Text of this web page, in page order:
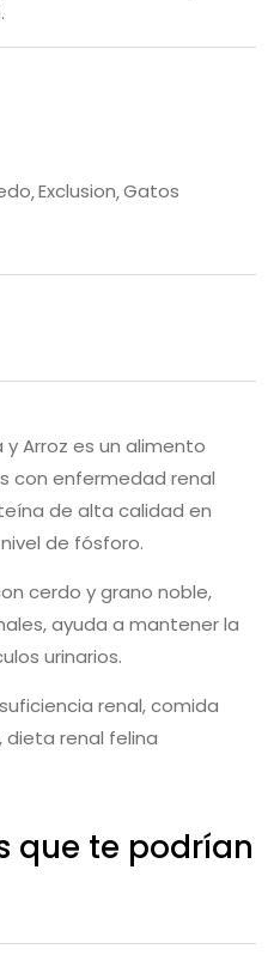
Exclusion Gatos
y Arroz es un alimento
con enfermedad renal
de alta calidad en
de fósforo.
cerdo y grano noble,
ayuda a mantener la
urinarios.
renal, comida
renal felina
que te podrían